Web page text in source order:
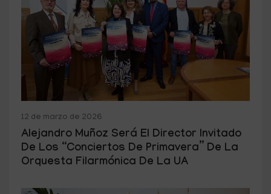
12 de marzo de 2026
Alejandro Muñoz Será El Director Invitado
De Los “Conciertos De Primavera” De La
Orquesta Filarmónica De La UA